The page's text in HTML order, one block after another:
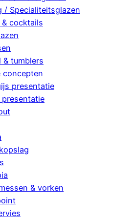
/ Specialiteitsglazen
cocktails
& tumblers
concepten
presentatie
presentatie
& vorken